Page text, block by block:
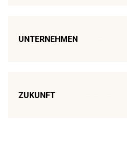
UNTERNEHMEN
ZUKUNFT